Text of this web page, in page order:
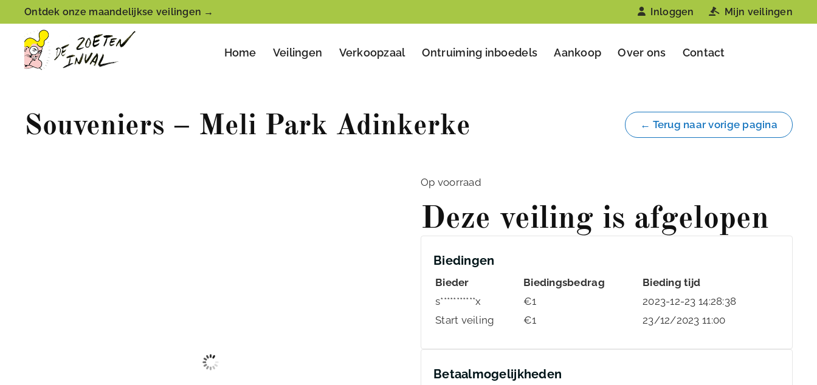
Ontdek onze maandelijkse veilingen → Inloggen Mijn veilingen
Home Veilingen Verkoopzaal Ontruiming inboedels Aankoop Over ons Contact
Souveniers – Meli Park Adinkerke ← Terug naar vorige pagina
Op voorraad
Deze veiling is afgelopen
Biedingen
Bieder Biedingsbedrag
Bieding tijd
s***********x
€1
2023-12-23 14:28:38
Start veiling
€1 23/12/2023 11:00
Betaalmogelijkheden